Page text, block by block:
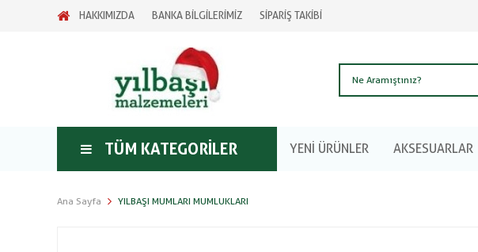
HAKKIMIZDA BANKA BİLGİLERİMİZ SİPARİŞ TAKİBİ
TÜM KATEGORILER YENİ ÜRÜNLER AKSESUARLAR
Ana Sayfa YILBAŞI MUMLARI MUMLUKLARI